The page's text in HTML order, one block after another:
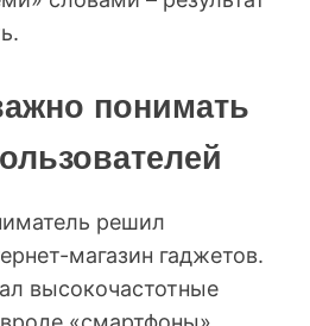
понимать
решил
магазин гаджетов.
высокочастотные